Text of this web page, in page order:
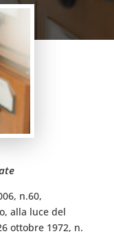
n.60,
alla luce del
ottobre 1972, n.